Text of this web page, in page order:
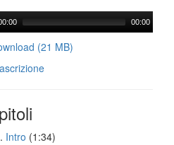
00:00
(21 MB)
Intro (1:34)